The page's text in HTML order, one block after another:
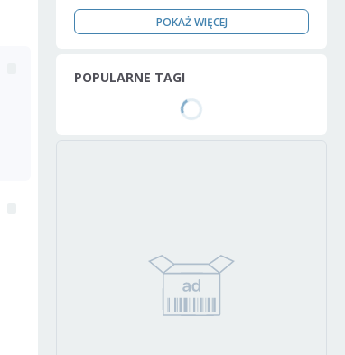
POKAŻ WIĘCEJ
POPULARNE TAGI